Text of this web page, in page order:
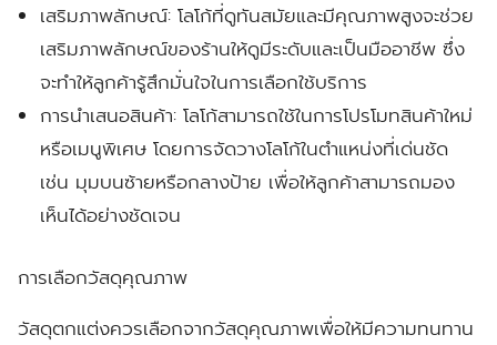
เสริมภาพลักษณ์:โลโก้ที่ดูทันสมัยและมีคุณภาพสูงจะช่วย
เสริมภาพลักษณ์ของร้านให้ดูมีระดับและเป็นมืออาชีพ ซึ่ง
จะทำให้ลูกค้ารู้สึกมั่นใจในการเลือกใช้บริการ
การนำเสนอสินค้า:โลโก้สามารถใช้ในการโปรโมทสินค้าใหม่
หรือเมนูพิเศษ โดยการจัดวางโลโก้ในตำแหน่งที่เด่นชัด
เช่น มุมบนซ้ายหรือกลางป้าย เพื่อให้ลูกค้าสามารถมอง
เห็นได้อย่างชัดเจน
การเลือกวัสดุคุณภาพ
วัสดุตกแต่งควรเลือกจากวัสดุคุณภาพเพื่อให้มีความทนทาน